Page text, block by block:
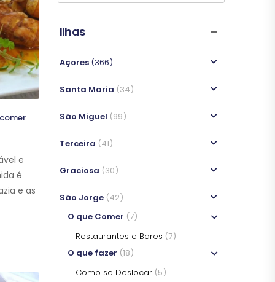
e
é
e as
Ilhas
Açores(366)
Santa Maria (34)
São Miguel (99)
Terceira (41)
Graciosa (30)
São Jorge(42)
O que Comer (7)
Restaurantes e Bares (7)
O que fazer (18)
Como se Deslocar(5)